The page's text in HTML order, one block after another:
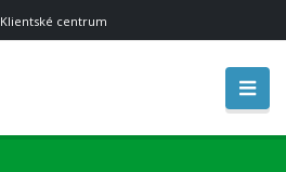
Klientské centrum